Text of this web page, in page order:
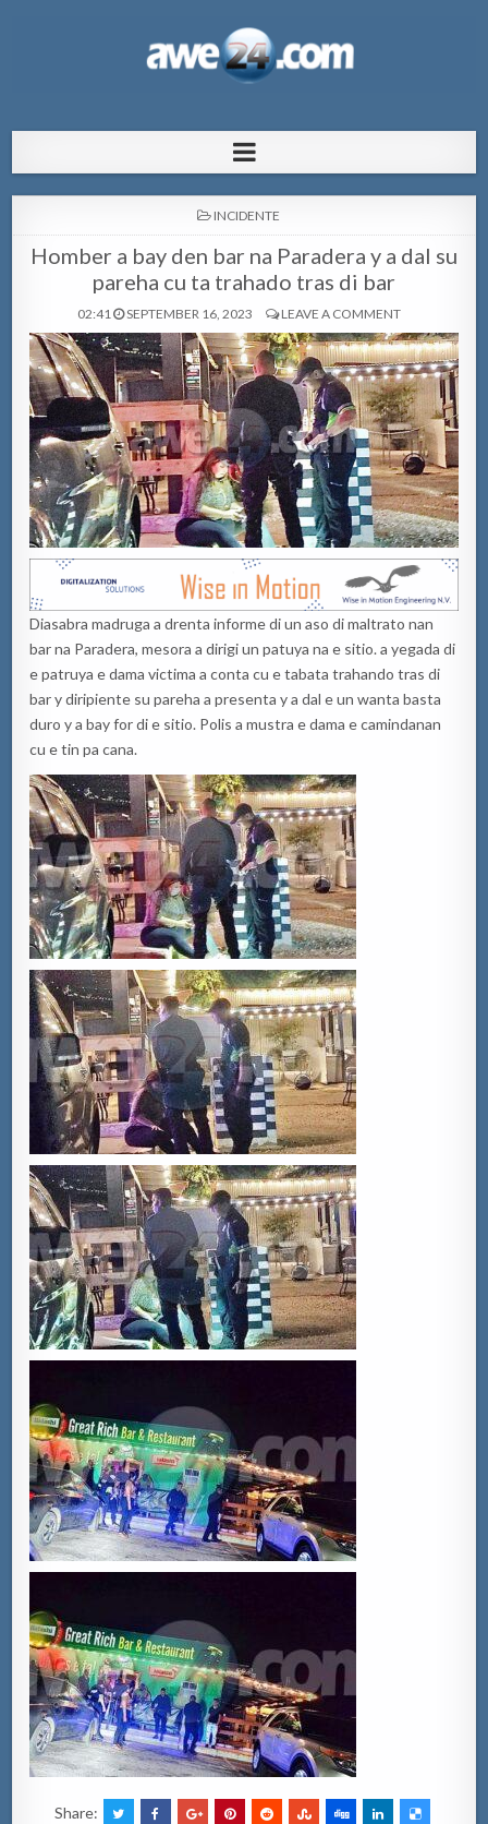
pa Aruba
POSTED
INCIDENTE
Homber a bay den bar na Paradera y a dal su
pareha cu ta trahado tras di bar
02:41 SEPTEMBER 16, 2023 LEAVE A COMMENT
Diasabra madruga a drenta informe di un aso di maltrato nan
bar na Paradera, mesora a dirigi un patuya na e sitio. a yegada di
e patruya e dama victima a conta cu e tabata trahando tras di
bar y diripiente su pareha a presenta y a dal e un wanta basta
duro y a bay for di e sitio. Polis a mustra e dama e camindanan
cu e tin pa cana.
Share: